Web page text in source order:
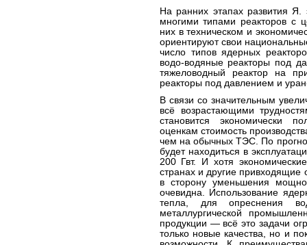
На ранних этапах развития
многими типами реакторов с
них в техническом и
ориентируют свои
число типов ядерных
водо-водяные реакторы под
тяжеловодный реактор на
реакторы под давлением и
В связи со значительным
всё возрастающими
становится экономически
оценкам стоимость
чем на обычных ТЭС. По
будет находиться в
200 Гвт. И хотя
странах и другие привходящие
в сторону уменьшения
очевидна. Использование
тепла, для опреснения
металлургической
продукции — всё это задачи
только новые качества, но и